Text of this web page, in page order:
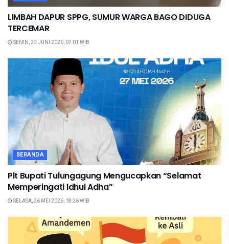
LIMBAH DAPUR SPPG, SUMUR WARGA BAGO DIDUGA
TERCEMAR
SENIN, 29 JUNI 2026, 07:01 WIB
BERANDA
Plt Bupati Tulungagung Mengucapkan “Selamat
Memperingati Idhul Adha”
SELASA, 26 MEI 2026, 18:26 WIB